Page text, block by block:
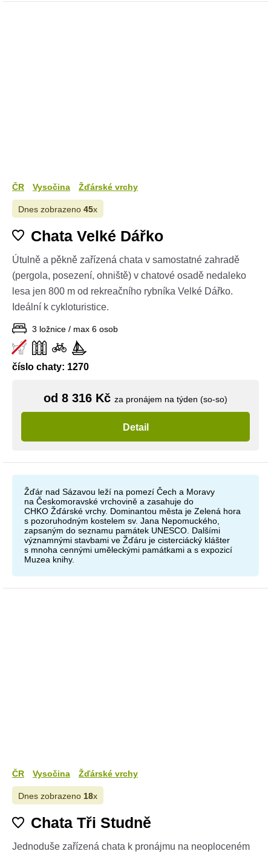
ČR Vysočina Žďárské vrchy
Dnes zobrazeno 45x
Chata Velké Dářko
Útulně a pěkně zařízená chata v samostatné zahradě
(pergola, posezení, ohniště) v chatové osadě nedaleko
lesa jen 800 m od rekreačního rybníka Velké Dářko.
Ideální k cykloturistice.
3 ložnice / max 6 osob
číslo chaty: 1270
od 8 316 Kč za pronájem na týden (so-so)
Detail
Žďár nad Sázavou leží na pomezí Čech a Moravy
na Českomoravské vrchovině a zasahuje do
CHKO Žďárské vrchy. Dominantou města je Zelená hora
s pozoruhodným kostelem sv. Jana Nepomuckého,
zapsaným do seznamu památek UNESCO. Dalšími
významnými stavbami ve Žďáru je cisterciácký klášter
s mnoha cennými uměleckými památkami a s expozicí
Muzea knihy.
ČR Vysočina Žďárské vrchy
Dnes zobrazeno 18x
Chata Tři Studně
Jednoduše zařízená chata k pronájmu na neoploceném